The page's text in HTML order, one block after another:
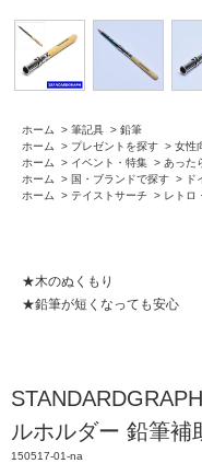
ホーム > 筆記具 > 鉛筆
ホーム
> プレゼントを探す > 女性
ホーム
> イベント・特集 > あった
ホーム
> 国・ブランドで探す > ド
ホーム
> テイストサーチ > レトロ
★木のぬくもり
★鉛筆が短くなっても安心
ルホルダー 鉛筆補
150517-01-na